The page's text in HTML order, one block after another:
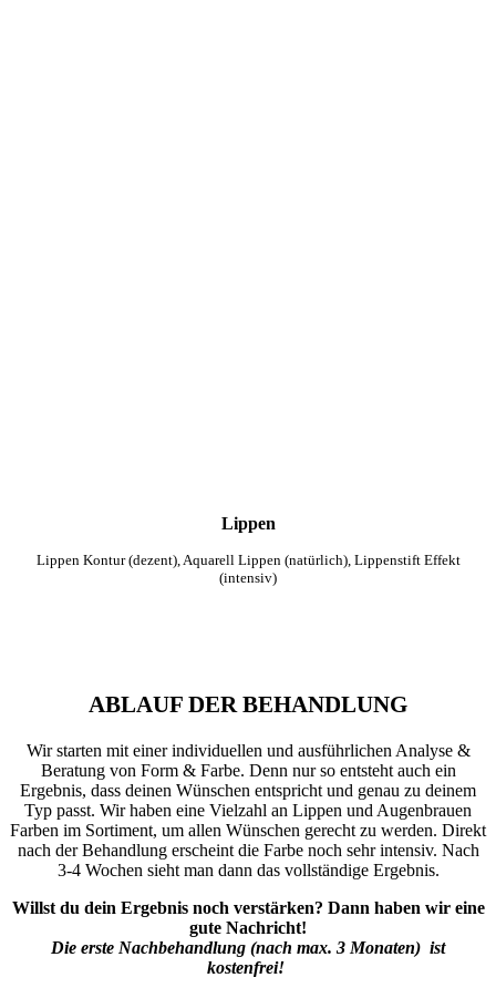
Lippen
Lippen Kontur (dezent), Aquarell Lippen (natürlich), Lippenstift Effekt
(intensiv)
ABLAUF DER BEHANDLUNG
Wir starten mit einer individuellen und ausführlichen Analyse &
Beratung von Form & Farbe. Denn nur so entsteht auch ein
Ergebnis, dass deinen Wünschen entspricht und genau zu deinem
Typ passt. Wir haben eine Vielzahl an Lippen und Augenbrauen
Farben im Sortiment, um allen Wünschen gerecht zu werden. Direkt
nach der Behandlung erscheint die Farbe noch sehr intensiv. Nach
3-4 Wochen sieht man dann das vollständige Ergebnis.
Willst du dein Ergebnis noch verstärken? Dann haben wir eine
gute Nachricht!
Die erste Nachbehandlung (nach max. 3 Monaten) ist
kostenfrei!